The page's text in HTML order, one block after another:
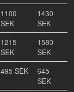
1100
SEK
1430
SEK
1215
SEK
1580
SEK
495 SEK
645
SEK